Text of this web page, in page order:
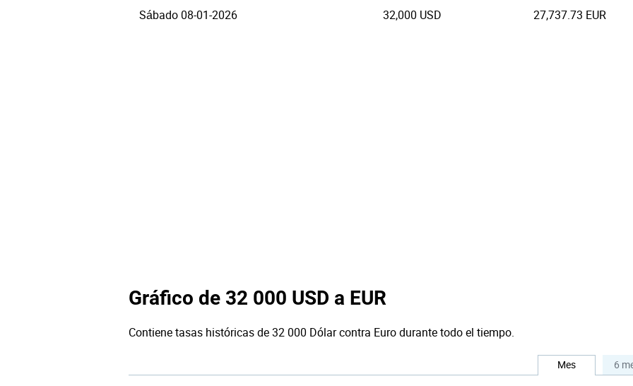
Sábado 08-01-2026 32,000 USD 27,737.73 EUR
Gráfico de 32 000 USD a EUR
Contiene tasas históricas de 32 000 Dólar contra Euro durante todo el tiempo.
Mes 6